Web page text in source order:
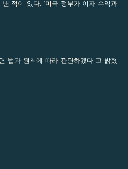
적이 있다. ‘미국 정부가 이자 수익과
법과 원칙에 따라 판단하겠다”고 밝혔